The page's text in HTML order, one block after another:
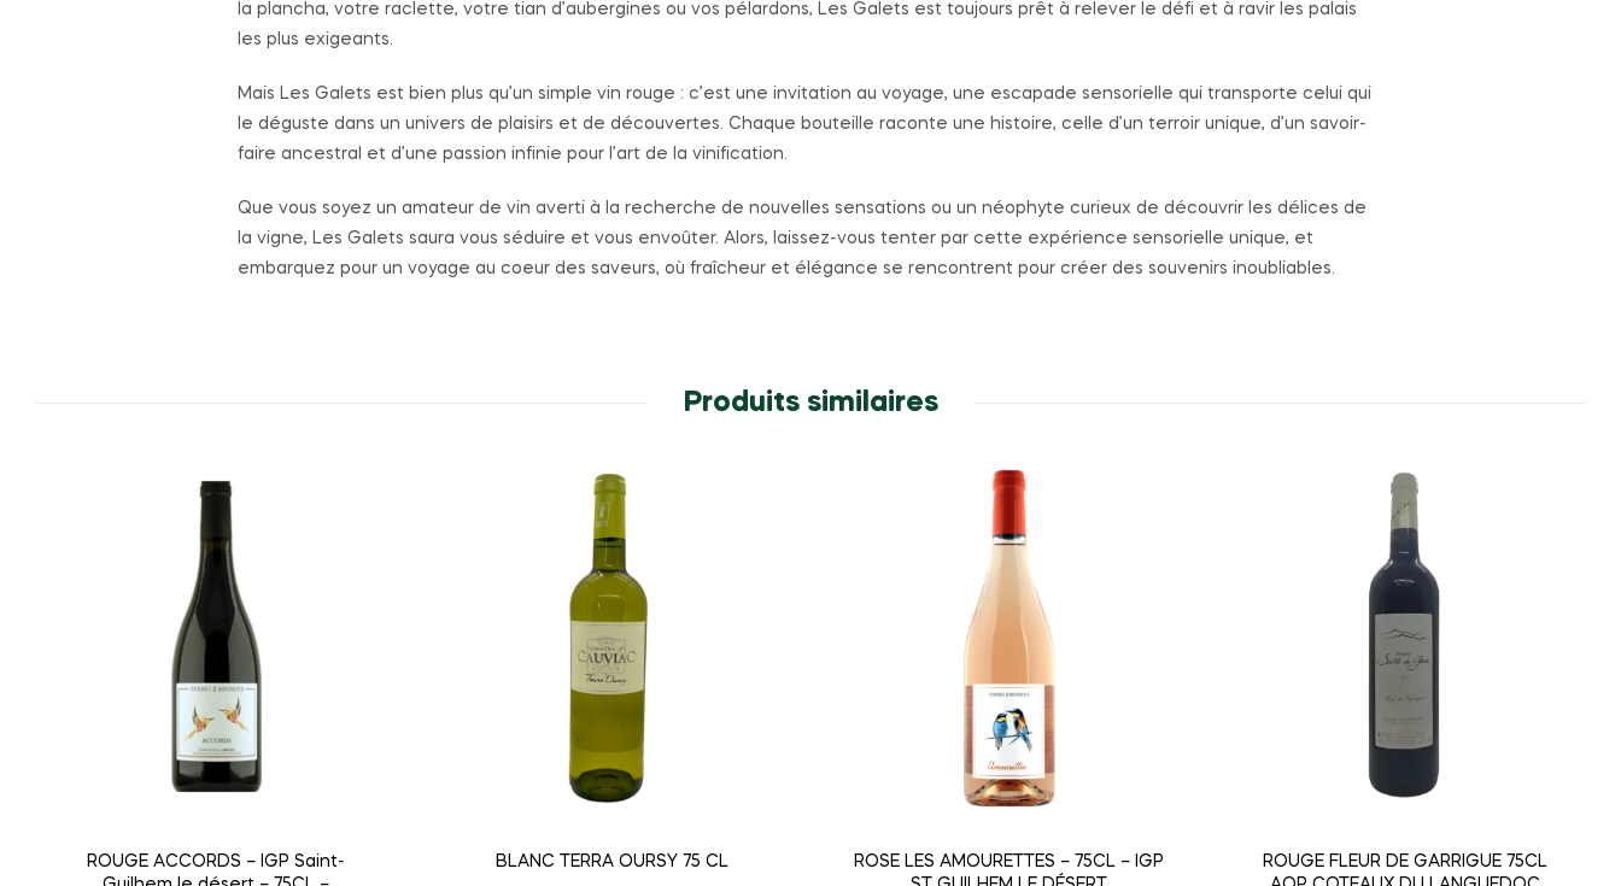
la plancha, votre raclette, votre tian d’aubergines ou vos pélardons, Les Galets est toujours prêt à relever le défi et à ravir les palais
les plus exigeants.
Mais Les Galets est bien plus qu’un simple vin rouge : c’est une invitation au voyage, une escapade sensorielle qui transporte celui qui
le déguste dans un univers de plaisirs et de découvertes. Chaque bouteille raconte une histoire, celle d’un terroir unique, d’un savoir-
faire ancestral et d’une passion infinie pour l’art de la vinification.
Que vous soyez un amateur de vin averti à la recherche de nouvelles sensations ou un néophyte curieux de découvrir les délices de
la vigne, Les Galets saura vous séduire et vous envoûter. Alors, laissez-vous tenter par cette expérience sensorielle unique, et
embarquez pour un voyage au coeur des saveurs, où fraîcheur et élégance se rencontrent pour créer des souvenirs inoubliables.
Produits similaires
ROUGE ACCORDS – IGP Saint-
BLANC TERRA OURSY 75 CL
ROSE LES AMOURETTES – 75CL – IGP
ROUGE FLEUR DE GARRIGUE 75CL